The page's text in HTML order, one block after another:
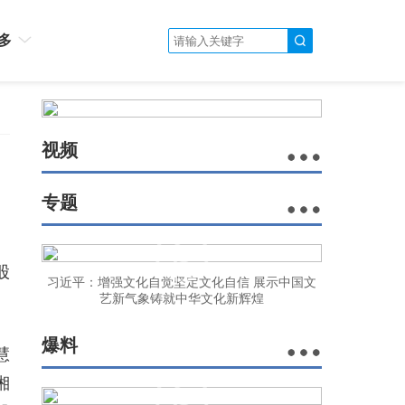
视频
专题
习近平：增强文化自觉坚定文化自信 展示中国文
艺新气象铸就中华文化新辉煌
爆料